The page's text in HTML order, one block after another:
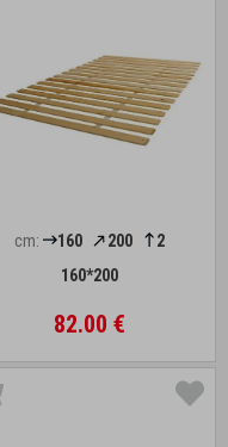
cm: 160 200
2
160*200
82.00 €